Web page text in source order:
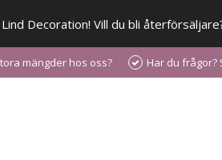
Decoration! Vill du bli
mängder hos oss? Har du frågor?